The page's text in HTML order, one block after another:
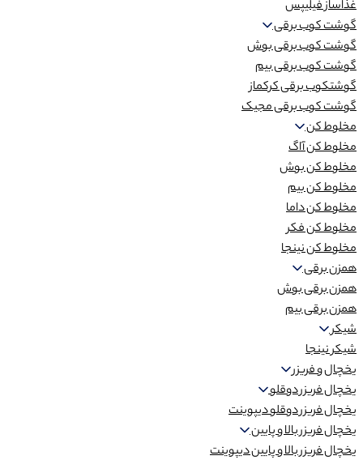
غذاساز فیلیپس
گوشت کوب برقی
گوشت کوب برقی بوش
گوشت کوب برقی بیم
گوشتکوب برقی کرکماز
گوشت کوب برقی مجیک
مخلوط کن
مخلوط کن آاگ
مخلوط کن بوش
مخلوط کن بیم
مخلوط کن داما
مخلوط کن فکر
مخلوط کن نینجا
همزن برقی
همزن برقی بوش
همزن برقی بیم
شیکر
شیکر نینجا
یخچال و فریزر
یخچال فریزر دوقلو
یخچال فریزر دوقلو دیپوینت
یخچال فریزر بالا و پایین
یخچال فریزر بالا و پایین دیپوینت